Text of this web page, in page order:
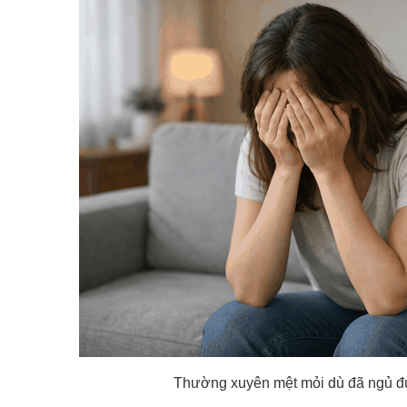
Thường xuyên mệt mỏi dù đã ngủ